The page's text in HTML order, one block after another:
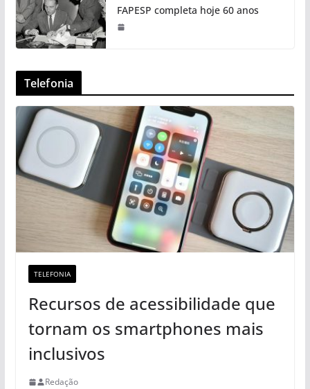
FAPESP completa hoje 60 anos
Telefonia
TELEFONIA
Recursos de acessibilidade que
tornam os smartphones mais
inclusivos
Redação